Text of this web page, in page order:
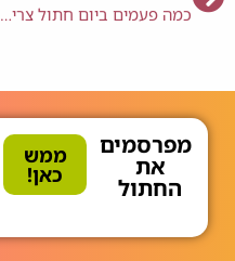
כמה פעמים ביום חתול צריך לאכול?
מפרסמים
את
החתול
ממש
כאן!